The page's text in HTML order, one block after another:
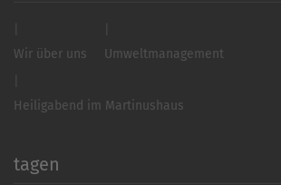
Wir über uns Umweltmanagement
Heiligabend im Martinushaus
tagen